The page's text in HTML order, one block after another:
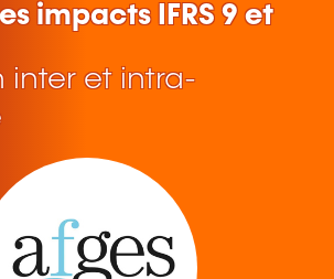
impacts IFRS 9 et
inter et intra-